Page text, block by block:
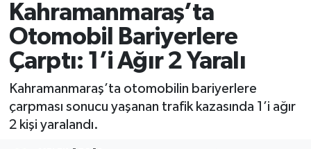
Kahramanmaraş’ta
Otomobil Bariyerlere
Çarptı: 1’i Ağır 2 Yaralı
Kahramanmaraş’ta otomobilin bariyerlere
çarpması sonucu yaşanan trafik kazasında 1’i ağır
2 kişi yaralandı.
Gündem
Magazin
Politika
Sağlık
Tüm Manşetler
Son Dakika Haberleri
Haber Arşivi